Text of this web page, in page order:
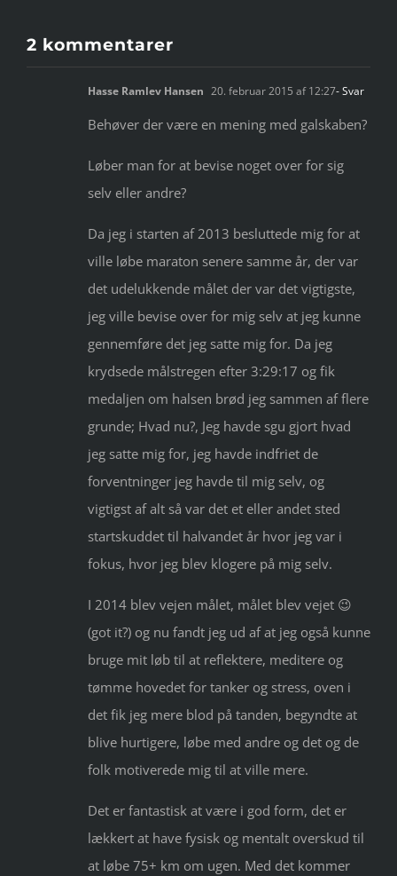
2 kommentarer
Hasse Ramlev Hansen 20. februar 2015 af 12:27- Svar
Behøver der være en mening med galskaben?
Løber man for at bevise noget over for sig
selv eller andre?
Da jeg i starten af 2013 besluttede mig for at
ville løbe maraton senere samme år, der var
det udelukkende målet der var det vigtigste,
jeg ville bevise over for mig selv at jeg kunne
gennemføre det jeg satte mig for. Da jeg
krydsede målstregen efter 3:29:17 og fik
medaljen om halsen brød jeg sammen af flere
grunde; Hvad nu?, Jeg havde sgu gjort hvad
jeg satte mig for, jeg havde indfriet de
forventninger jeg havde til mig selv, og
vigtigst af alt så var det et eller andet sted
startskuddet til halvandet år hvor jeg var i
fokus, hvor jeg blev klogere på mig selv.
I 2014 blev vejen målet, målet blev vejet 😉
(got it?) og nu fandt jeg ud af at jeg også kunne
bruge mit løb til at reflektere, meditere og
tømme hovedet for tanker og stress, oven i
det fik jeg mere blod på tanden, begyndte at
blive hurtigere, løbe med andre og det og de
folk motiverede mig til at ville mere.
Det er fantastisk at være i god form, det er
lækkert at have fysisk og mentalt overskud til
at løbe 75+ km om ugen. Med det kommer